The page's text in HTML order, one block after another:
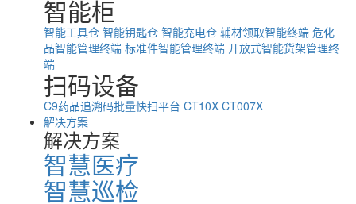
智能柜
智能工具仓 智能钥匙仓 智能充电仓 辅材领取智能终端 危化
品智能管理终端 标准件智能管理终端 开放式智能货架管理终
端
扫码设备
C9药品追溯码批量快扫平台 CT10X CT007X
解决方案
解决方案
智慧医疗
智慧巡检